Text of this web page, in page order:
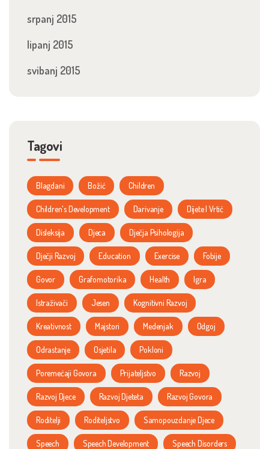
srpanj 2015
lipanj 2015
svibanj 2015
Tagovi
Blagdani Božić Children
Children's Development Darivanje Dijete I Vrtić
Disleksija Djeca Dječja Psihologija
Dječji Razvoj Education Exercise Fobije
Govor Grafomotorika Health Igra
Istraživači Jesen Kognitivni Razvoj
Kreativnost Majstori Medenjak Odgoj
Odrastanje Osjetila Pokloni
Poremećaji Govora Prijateljstvo Razvoj
Razvoj Djece Razvoj Djeteta Razvoj Govora
Roditelji Roditeljstvo Samopouzdanje Djece
Speech Speech Development Speech Disorders